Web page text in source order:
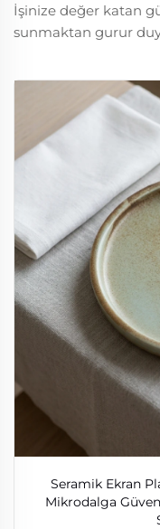
İşinize değer katan
sunmaktan gurur
Seramik Ekran
Mikrodalga